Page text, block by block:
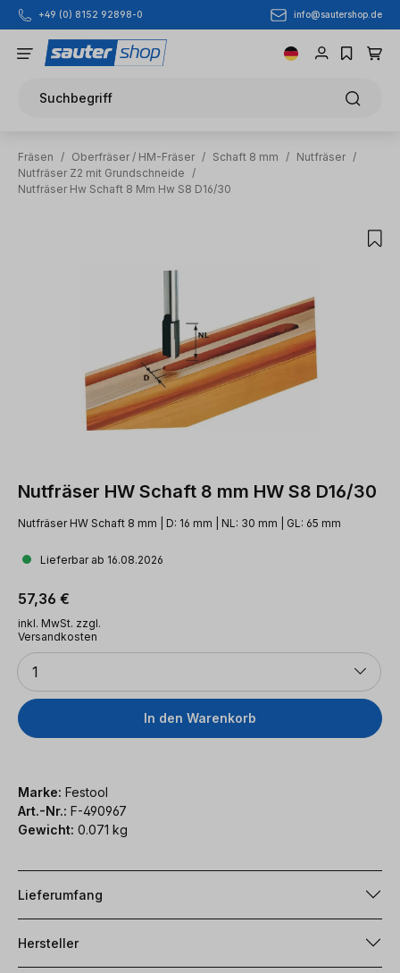
Zum Hauptinhalt springen
+49 (0) 8152 92898-0 info@sautershop.de
Suchbegriff
Fräsen / Oberfräser / HM-Fräser / Schaft 8 mm / Nutfräser /
Nutfräser Z2 mit Grundschneide
/
Nutfräser Hw Schaft 8 Mm Hw S8 D16/30
Nutfräser HW Schaft 8 mm HW S8 D16/30
Nutfräser HW Schaft 8 mm | D: 16 mm | NL: 30 mm | GL: 65 mm
Lieferbar ab 16.08.2026
Regulärer Preis:
57,36 €
inkl. MwSt. zzgl.
Versandkosten
Anzahl
1
In den Warenkorb
Marke: Festool
Art.-Nr.: F-490967
Gewicht: 0.071 kg
Lieferumfang
Hersteller